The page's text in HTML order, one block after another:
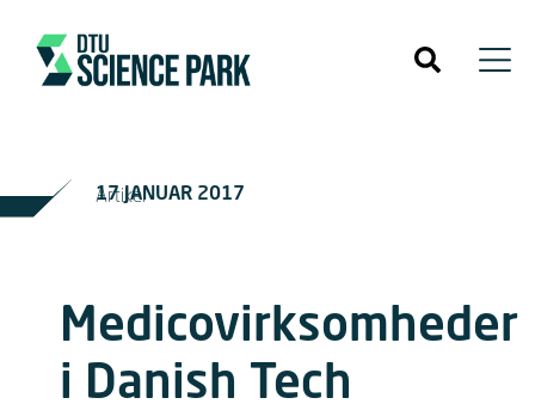
17 JANUAR 2017
Artikel
Medicovirksomheder
i Danish Tech